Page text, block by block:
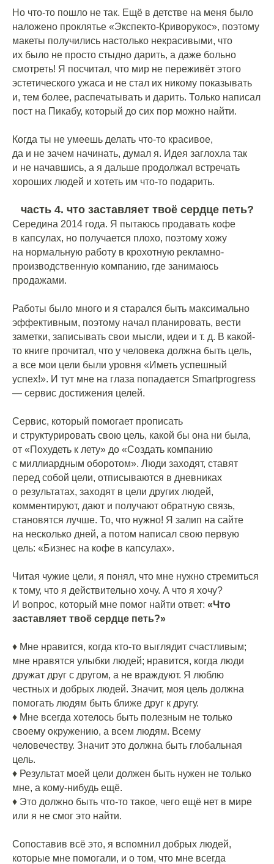
Но что-то пошло не так. Ещё в детстве на меня было
наложено проклятье «Экспекто-Криворукос», поэтому
макеты получились настолько некрасивыми, что
их было не просто стыдно дарить, а даже больно
смотреть! Я посчитал, что мир не переживёт этого
эстетического ужаса и не стал их никому показывать
и, тем более, распечатывать и дарить. Только написал
пост на Пикабу, который до сих пор можно найти.
Когда ты не умеешь делать что-то красивое,
да и не зачем начинать, думал я. Идея заглохла так
и не начавшись, а я дальше продолжал встречать
хороших людей и хотеть им что-то подарить.
часть 4. что заставляет твоё сердце петь?
Середина 2014 года. Я пытаюсь продавать кофе
в капсулах, но получается плохо, поэтому хожу
на нормальную работу в крохотную рекламно-
производственную компанию, где занимаюсь
продажами.
Работы было много и я старался быть максимально
эффективным, поэтому начал планировать, вести
заметки, записывать свои мысли, идеи и т. д. В какой-
то книге прочитал, что у человека должна быть цель,
а все мои цели были уровня «Иметь успешный
успех!». И тут мне на глаза попадается Smartprogress
— сервис достижения целей.
Сервис, который помогает прописать
и структурировать свою цель, какой бы она ни была,
от «Похудеть к лету» до «Создать компанию
с миллиардным оборотом». Люди заходят, ставят
перед собой цели, отписываются в дневниках
о результатах, заходят в цели других людей,
комментируют, дают и получают обратную связь,
становятся лучше. То, что нужно! Я залип на сайте
на несколько дней, а потом написал свою первую
цель: «Бизнес на кофе в капсулах».
Читая чужие цели, я понял, что мне нужно стремиться
к тому, что я действительно хочу. А что я хочу?
И вопрос, который мне помог найти ответ: «Что
заставляет твоё сердце петь?»
♦️ Мне нравится, когда кто-то выглядит счастливым;
мне нравятся улыбки людей; нравится, когда люди
дружат друг с другом, а не враждуют. Я люблю
честных и добрых людей. Значит, моя цель должна
помогать людям быть ближе друг к другу.
♦️ Мне всегда хотелось быть полезным не только
своему окружению, а всем людям. Всему
человечеству. Значит это должна быть глобальная
цель.
♦️ Результат моей цели должен быть нужен не только
мне, а кому-нибудь ещё.
♦️ Это должно быть что-то такое, чего ещё нет в мире
или я не смог это найти.
Сопоставив всё это, я вспомнил добрых людей,
которые мне помогали, и о том, что мне всегда